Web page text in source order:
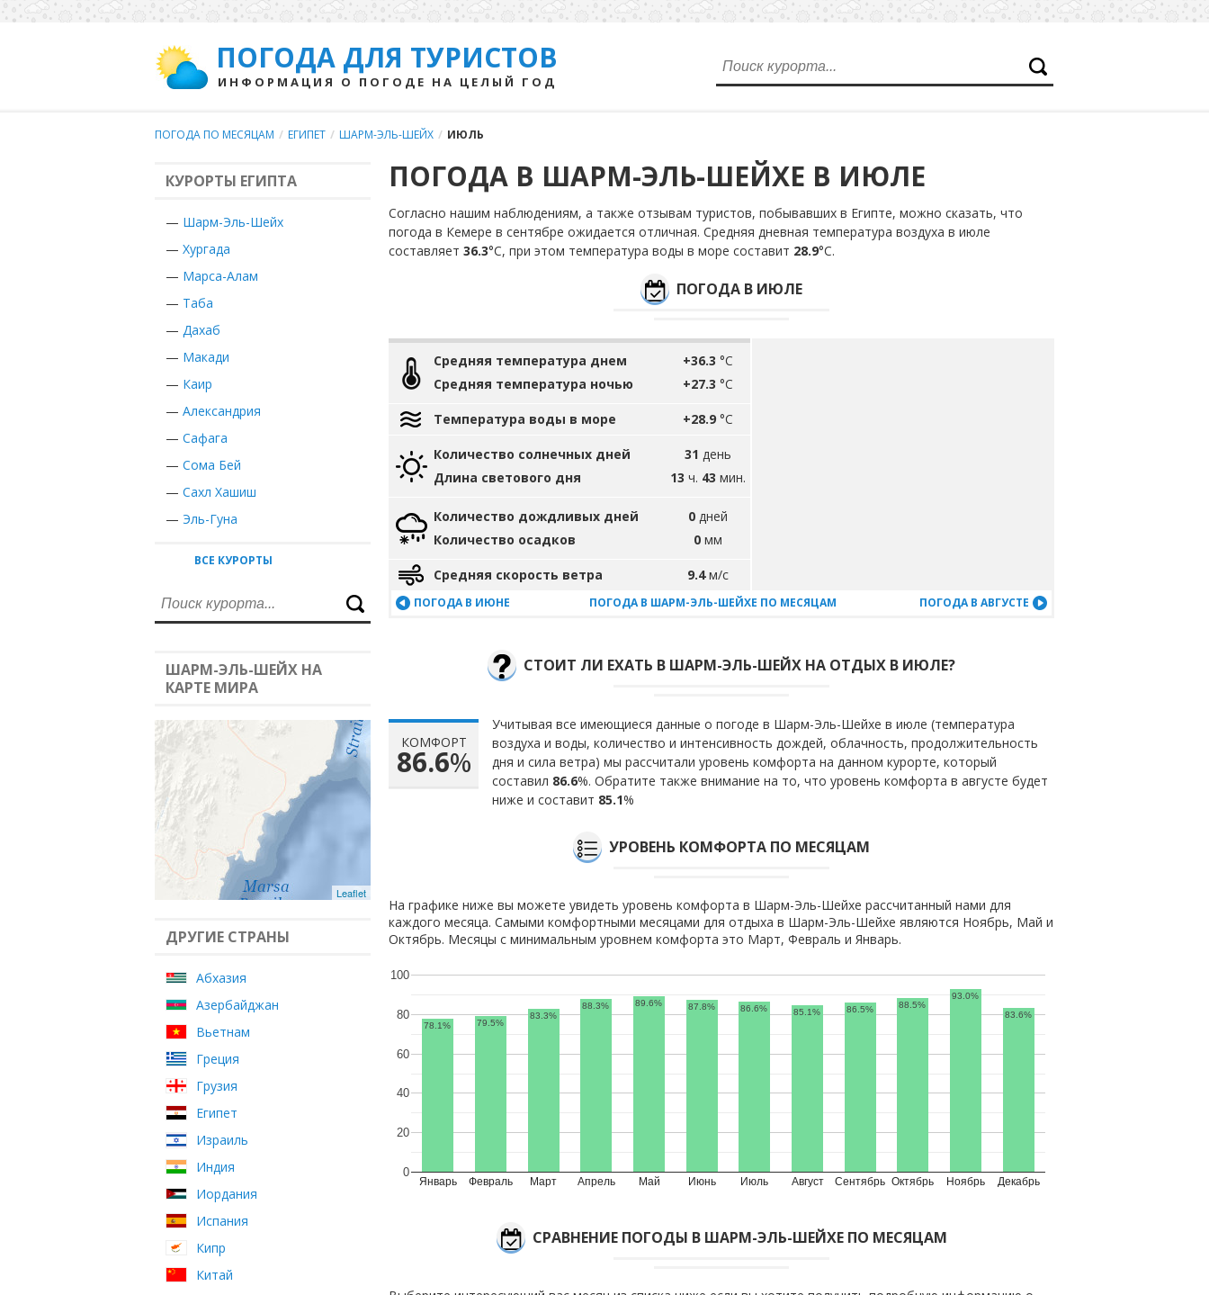
ПОГОДА ДЛЯ ТУРИСТОВ
ИНФОРМАЦИЯ О ПОГОДЕ НА ЦЕЛЫЙ ГОД
ПОГОДА ПО МЕСЯЦАМ / ЕГИПЕТ / ШАРМ-ЭЛЬ-ШЕЙХ / ИЮЛЬ
КУРОРТЫ ЕГИПТА
— Шарм-Эль-Шейх
— Хургада
— Марса-Алам
— Таба
— Дахаб
— Макади
— Каир
— Александрия
— Сафага
— Сома Бей
— Сахл Хашиш
— Эль-Гуна
ВСЕ КУРОРТЫ
ШАРМ-ЭЛЬ-ШЕЙХ НА
КАРТЕ МИРА
Leaflet
ДРУГИЕ СТРАНЫ
Абхазия
Азербайджан
Вьетнам
Греция
Грузия
Египет
Израиль
Индия
Иордания
Испания
Кипр
Китай
ПОГОДА В ШАРМ-ЭЛЬ-ШЕЙХЕ В ИЮЛЕ
Согласно нашим наблюдениям, а также отзывам туристов, побывавших в Египте, можно сказать, что
погода в Кемере в сентябре ожидается отличная. Средняя дневная температура воздуха в июле
составляет 36.3°С, при этом температура воды в море составит 28.9°С.
ПОГОДА В ИЮЛЕ
Средняя температура днем
Средняя температура ночью
+36.3 °C
+27.3 °C
Температура воды в море +28.9 °C
Количество солнечных дней
Длина светового дня
31 день
13 ч. 43 мин.
Количество дождливых дней
Количество осадков
0 дней
0 мм
Средняя скорость ветра 9.4м/с
ПОГОДА В ИЮНЕ ПОГОДА В ШАРМ-ЭЛЬ-ШЕЙХЕ ПО МЕСЯЦАМ ПОГОДА В АВГУСТЕ
СТОИТ ЛИ ЕХАТЬ В ШАРМ-ЭЛЬ-ШЕЙХ НА ОТДЫХ В ИЮЛЕ?
КОМФОРТ
86.6%
Учитывая все имеющиеся данные о погоде в Шарм-Эль-Шейхе в июле (температура
воздуха и воды, количество и интенсивность дождей, облачность, продолжительность
дня и сила ветра) мы рассчитали уровень комфорта на данном курорте, который
составил 86.6%. Обратите также внимание на то, что уровень комфорта в августе будет
ниже и составит 85.1%
УРОВЕНЬ КОМФОРТА ПО МЕСЯЦАМ
На графике ниже вы можете увидеть уровень комфорта в Шарм-Эль-Шейхе рассчитанный нами для
каждого месяца. Самыми комфортными месяцами для отдыха в Шарм-Эль-Шейхе являются Ноябрь, Май и
Октябрь. Месяцы с минимальным уровнем комфорта это Март, Февраль и Январь.
Январь Февраль Март Апрель Май Июнь Июль Август Сентябрь Октябрь Ноябрь Декабрь
0
20
40
60
80
100
78.1% 79.5%
83.3%
88.3% 89.6% 87.8% 86.6% 85.1% 86.5% 88.5%
93.0%
83.6%
СРАВНЕНИЕ ПОГОДЫ В ШАРМ-ЭЛЬ-ШЕЙХЕ ПО МЕСЯЦАМ